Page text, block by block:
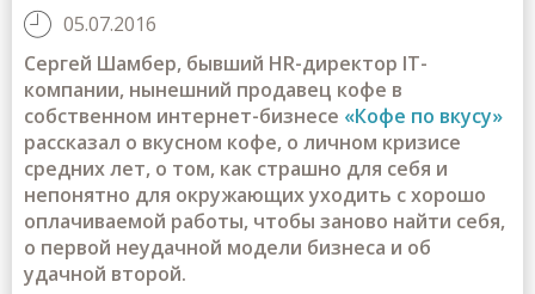
05.07.2016
Сергей Шамбер, бывший HR-директор IT-
компании, нынешний продавец кофе в
собственном интернет-бизнесе «Кофе по вкусу»
рассказал о вкусном кофе, о личном кризисе
средних лет, о том, как страшно для себя и
непонятно для окружающих уходить с хорошо
оплачиваемой работы, чтобы заново найти себя,
о первой неудачной модели бизнеса и об
удачной второй.